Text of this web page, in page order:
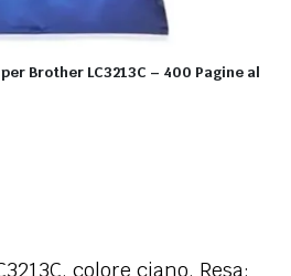
Brother LC3213C – 400 Pagine al
colore ciano. Resa: